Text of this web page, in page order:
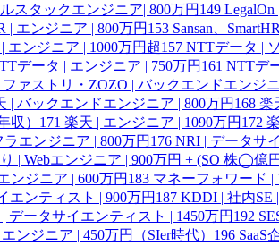
スタックエンジニア| 800万円 149 LegalOn
| エンジニア | 800万円 153 Sansan、
エンジニア | 1000万円超157 NTTデータ |
データ | エンジニア | 750万円 161 NTTデ
ファストリ・ZOZO | バックエンドエンジ
| バックエンドエンジニア | 800万円 168 楽
収） 171 楽天 | エンジニア | 1090万円 172
エンジニア | 800万円 176 NRI | データサ
| Webエンジニア | 900万円 + (SO 株◯億
ンジニア | 600万円 183 マネーフォワード |
エンティスト | 900万円 187 KDDI | 社内SE
データサイエンティスト | 1450万円 192
ンジニア | 450万円（SIer時代） 196 SaaS